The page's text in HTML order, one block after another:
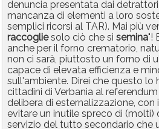
denuncia presentata dai
mancanza di elementi a loro
semplici ricorsi al TAR). Mai più
raccogliesolo ciò che si semina"!
anche per il forno crematorio,
non ci sarà, piuttosto un forno di
capace di elevata efficienza e
sull'ambiente. Direi che questo lo
cittadini di Verbania al
delibera di esternalizzazione, con
evitare un inutile spreco di (molti)
servizio del tutto secondario che